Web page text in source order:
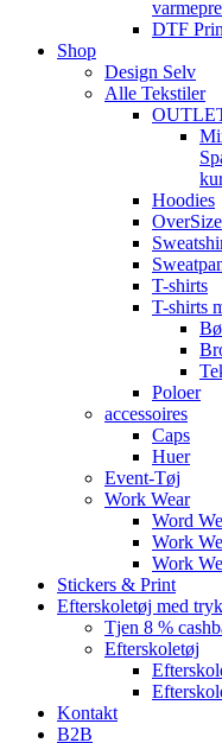
DTF
Shop
Design Selv
Alle Tekstiler
Hoodies
OverSize
T-shirts
T-shirts
Poloer
accessoires
Caps
Huer
Event-Tøj
Work Wear
Word
Work
Work
Stickers & Print
Efterskoletøj med tryk
Tjen 8 %
Efterskoletøj
Kontakt
B2B